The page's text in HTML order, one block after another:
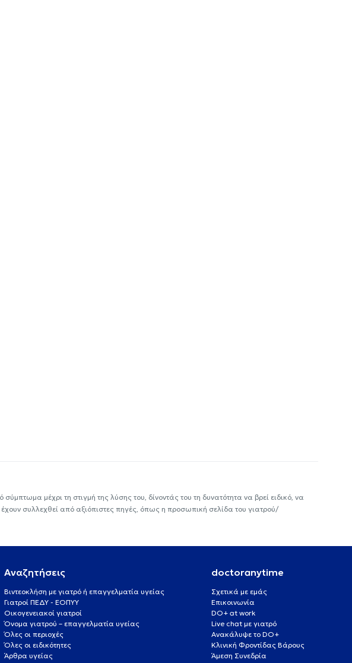
μέχρι τη στιγμή της λύσης του, δίνοντάς του τη δυνατότητα να βρεί ειδικό, να
συλλεχθεί από αξιόπιστες πηγές, όπως η προσωπική σελίδα του γιατρού/
Αναζητήσεις
Βιντεοκλήση με γιατρό ή επαγγελματία υγείας
Γιατροί ΠΕΔΥ - ΕΟΠΥΥ
Οικογενειακοί γιατροί
Όνομα γιατρού – επαγγελματία υγείας
Όλες οι περιοχές
Όλες οι ειδικότητες
Άρθρα υγείας
doctoranytime
Σχετικά με εμάς
Επικοινωνία
DO+ at work
Live chat με γιατρό
Ανακάλυψε το DO+
Κλινική Φροντίδας Βάρους
Άμεση Συνεδρία